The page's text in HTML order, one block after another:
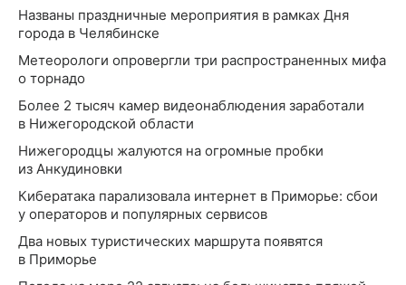
Названы праздничные мероприятия в рамках Дня
города в Челябинске
Метеорологи опровергли три распространенных мифа
о торнадо
Более 2 тысяч камер видеонаблюдения заработали
в Нижегородской области
Нижегородцы жалуются на огромные пробки
из Анкудиновки
Кибератака парализовала интернет в Приморье: сбои
у операторов и популярных сервисов
Два новых туристических маршрута появятся
в Приморье